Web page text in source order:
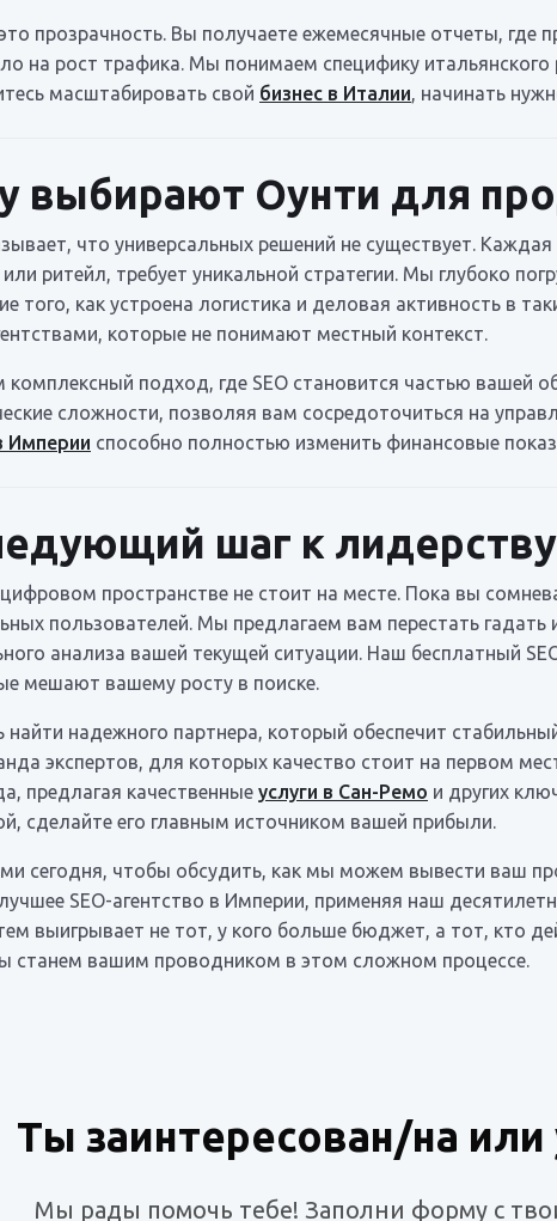
прозрачность. Вы получаете ежемесячные отчеты,
на рост трафика. Мы понимаем специфику
масштабировать свой бизнес в Италии, начинать
выбирают Оунти для
что универсальных решений не существует.
ритейл, требует уникальной стратегии. Мы глубоко
того, как устроена логистика и деловая активность в
которые не понимают местный контекст.
подход, где SEO становится частью вашей
сложности, позволяя вам сосредоточиться на
Империи способно полностью изменить финансовые
шаг к
пространстве не стоит на месте. Пока вы
пользователей. Мы предлагаем вам перестать гадать
анализа вашей текущей ситуации. Наш бесплатный
мешают вашему росту в поиске.
найти надежного партнера, который обеспечит
экспертов, для которых качество стоит на первом
предлагая качественные услуги в Сан-Ремо и других
сделайте его главным источником вашей прибыли.
сегодня, чтобы обсудить, как мы можем вывести ваш
SEO-агентство в Империи, применяя наш
выигрывает не тот, у кого больше бюджет, а тот, кто
станем вашим проводником в этом сложном процессе.
Ты заинтересован/на или
Мы рады помочь тебе! Заполни форму с